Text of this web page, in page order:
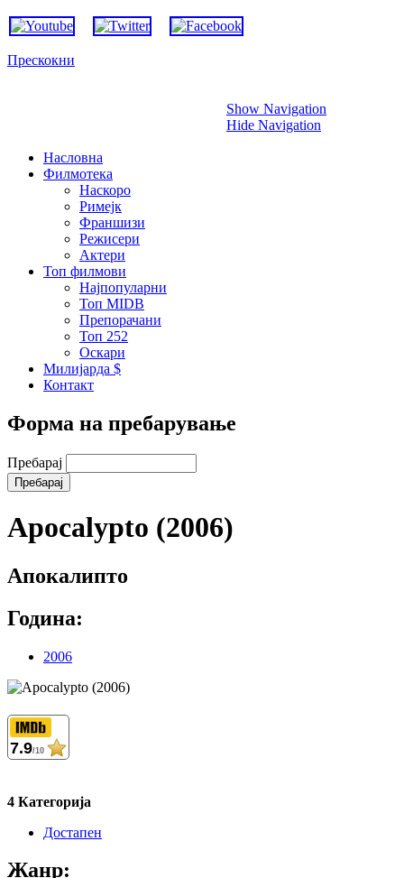
Прескокни
Show Navigation
Hide Navigation
Насловна
Филмотека
Наскоро
Римејк
Франшизи
Режисери
Актери
Топ филмови
Најпопуларни
Топ MIDB
Препорачани
Топ 252
Оскари
Милијарда $
Контакт
Форма на пребарување
Пребарај
Apocalypto (2006)
Апокалипто
Година:
2006
7.9/10
4 Категорија
Достапен
Жанр: